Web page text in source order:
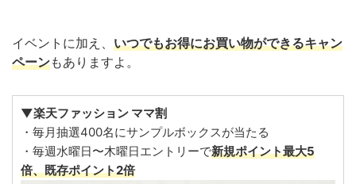
イベントに加え、 いつでもお得にお買い物ができるキャン
ペーンもありますよ。
▼楽天ファッション ママ割
・毎月抽選400名にサンプルボックスが当たる
・毎週水曜日〜木曜日エントリーで新規ポイント最大5
倍、既存ポイント2倍